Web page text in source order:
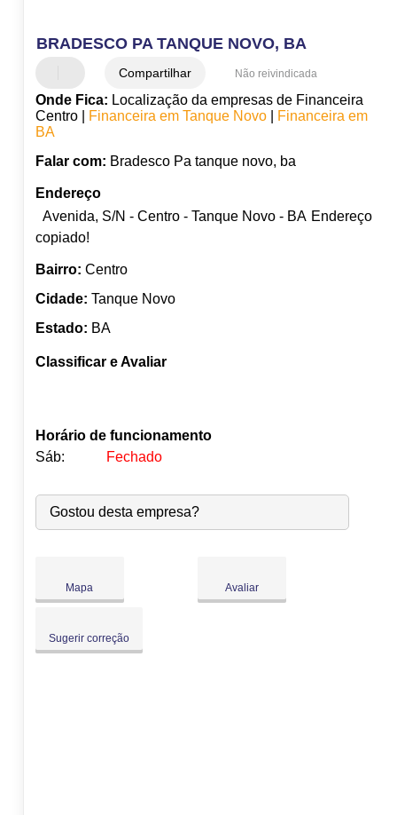
BRADESCO PA TANQUE NOVO, BA
Compartilhar Não reivindicada
Onde Fica: Localização da empresas de Financeira
Centro |
Financeira em Tanque Novo|
Financeira em
BA
Falar com: Bradesco Pa tanque novo, ba
Endereço
Avenida, S/N - Centro - Tanque Novo - BA Endereço
copiado!
Bairro: Centro
Cidade: Tanque Novo
Estado: BA
Classificar e Avaliar
Horário de funcionamento
Sáb:
Fechado
Seg: 09:00-18:00
Ter:
09:00-18:00
Qua:
09:00-18:00
Sáb:
Fechado
Gostou desta empresa?
Mapa Avaliar
Sugerir correção